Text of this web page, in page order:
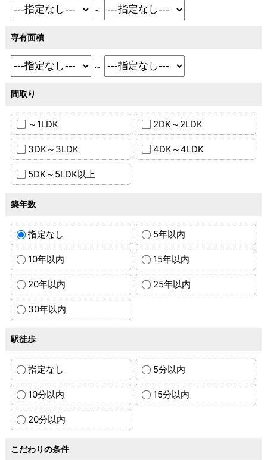
～
専有面積
～
間取り
～1LDK 2DK～2LDK
3DK～3LDK 4DK～4LDK
5DK～5LDK以上
築年数
指定なし 5年以内
10年以内 15年以内
20年以内 25年以内
30年以内
駅徒歩
指定なし 5分以内
10分以内 15分以内
20分以内
こだわりの条件